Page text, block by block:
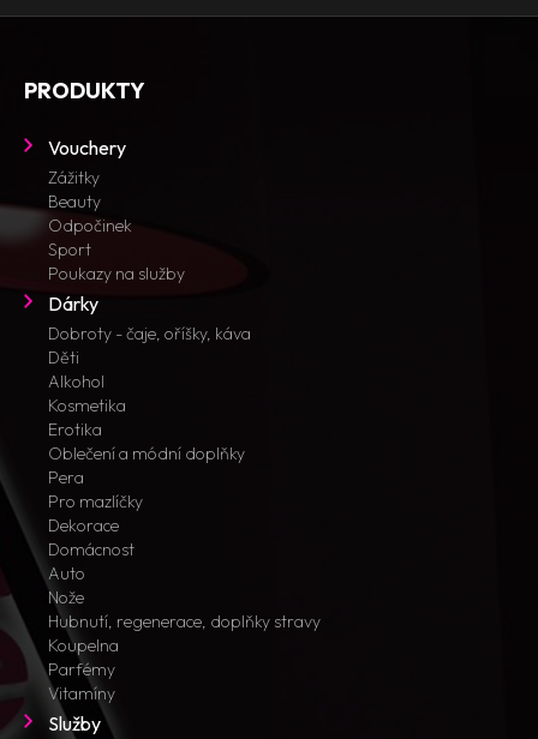
PRODUKTY
Vouchery
Zážitky
Beauty
Odpočinek
Sport
Poukazy na služby
Dárky
Dobroty - čaje, oříšky, káva
Děti
Alkohol
Kosmetika
Erotika
Oblečení a módní doplňky
Pera
Pro mazlíčky
Dekorace
Domácnost
Auto
Nože
Hubnutí, regenerace, doplňky stravy
Koupelna
Parfémy
Vitamíny
Služby